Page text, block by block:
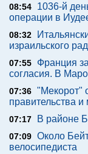
08:54
1036-й
операции в
08:32
израильского
07:55
Франция
согласия. В
07:36 "Мекорот"
правительства
07:17 В районе
07:09 Около
велосипедиста